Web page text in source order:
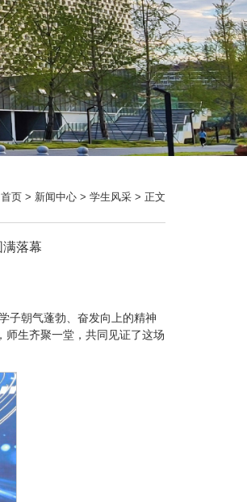
首页 > 新闻中心 >学生风采 > 正文
满落幕
子朝气蓬勃、奋发向上的精神
师生齐聚一堂，共同见证了这场